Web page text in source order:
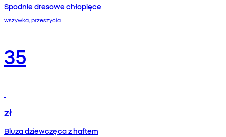
Spodnie dresowe chłopięce
wszywka, przeszycia
35
zł
Bluza dziewczęca z haftem